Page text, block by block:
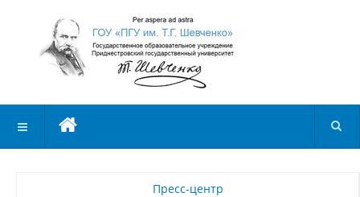
Пресс-центр